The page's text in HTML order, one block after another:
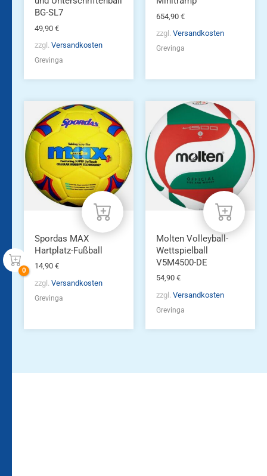
BG-SL7
49,90 €
zzgl. Versandkosten
Grevinga
654,90 €
zzgl. Versandkosten
Grevinga
Spordas MAX
Hartplatz-Fußball
14,90 €
zzgl. Versandkosten
Grevinga
Molten Volleyball-
Wettspielball
V5M4500-DE
54,90 €
zzgl. Versandkosten
Grevinga